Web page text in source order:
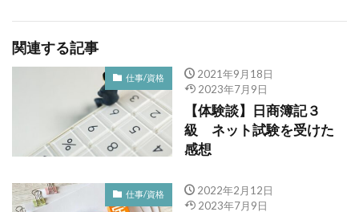
関連する記事
仕事/資格
2021年9月18日
2023年7月9日
【体験談】日商簿記３
級 ネット試験を受けた
感想
仕事/資格
2022年2月12日
2023年7月9日